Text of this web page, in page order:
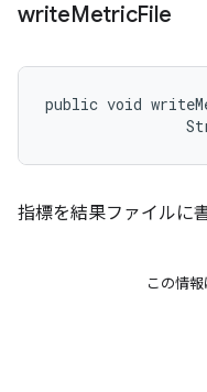
writeMetricFile
public void
指標を結果ファイルに
この情